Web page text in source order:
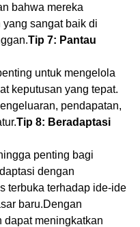
bahwa mereka
sangat baik di
Tip 7: Pantau
untuk mengelola
keputusan yang tepat.
pendapatan,
Tip 8: Beradaptasi
penting bagi
dengan
terbuka terhadap ide-ide
baru.Dengan
dapat meningkatkan